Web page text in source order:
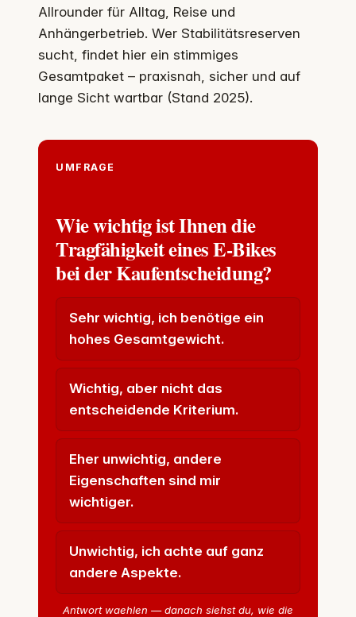
Allrounder für Alltag, Reise und
Anhängerbetrieb. Wer Stabilitätsreserven
sucht, findet hier ein stimmiges
Gesamtpaket – praxisnah, sicher und auf
lange Sicht wartbar (Stand 2025).
UMFRAGE
Wie wichtig ist Ihnen die
Tragfähigkeit eines E-Bikes
bei der Kaufentscheidung?
Sehr wichtig, ich benötige ein
hohes Gesamtgewicht.
Wichtig, aber nicht das
entscheidende Kriterium.
Eher unwichtig, andere
Eigenschaften sind mir
wichtiger.
Unwichtig, ich achte auf ganz
andere Aspekte.
Antwort waehlen — danach siehst du, wie die